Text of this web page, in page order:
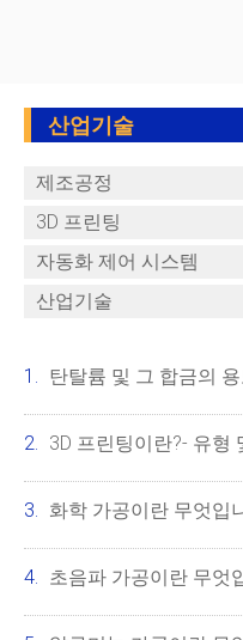
산업기술
제조공정
3D 프린팅
자동화 제어 시스템
산업기술
탄탈륨 및 그 합금의
3D 프린팅이란?- 유형
화학 가공이란 무엇입
초음파 가공이란 무엇